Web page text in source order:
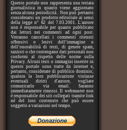
Questo portale non rappresenta una testata
giornalistica in quanto viene aggiornato
senza alcuna periodicità . Non può pertanto
considerarsi un prodotto editoriale ai sensi
della legge n° 62 del 7.03.2001. L'autore
non è responsabile per quanto pubblicato
dai lettori nei commenti ad ogni post.
Verranno cancellati i commenti ritenuti
offensivi o lesivi dell’immagine o
dell’onorabilità di terzi, di genere spam,
razzisti o che contengano dati personali non
conformi al rispetto delle norme sulla
Privacy. Alcuni testi o immagini inserite in
questo portale sono tratte da internet e,
pertanto, considerate di pubblico dominio;
qualora la loro pubblicazione violasse
eventuali diritti d'autore, vogliate
comunicarlo via email. Saranno
immediatamente rimossi. Il webmaster non
è responsabile dei siti collegati tramite link
né del loro contenuto che può essere
soggetto a variazioni nel tempo.